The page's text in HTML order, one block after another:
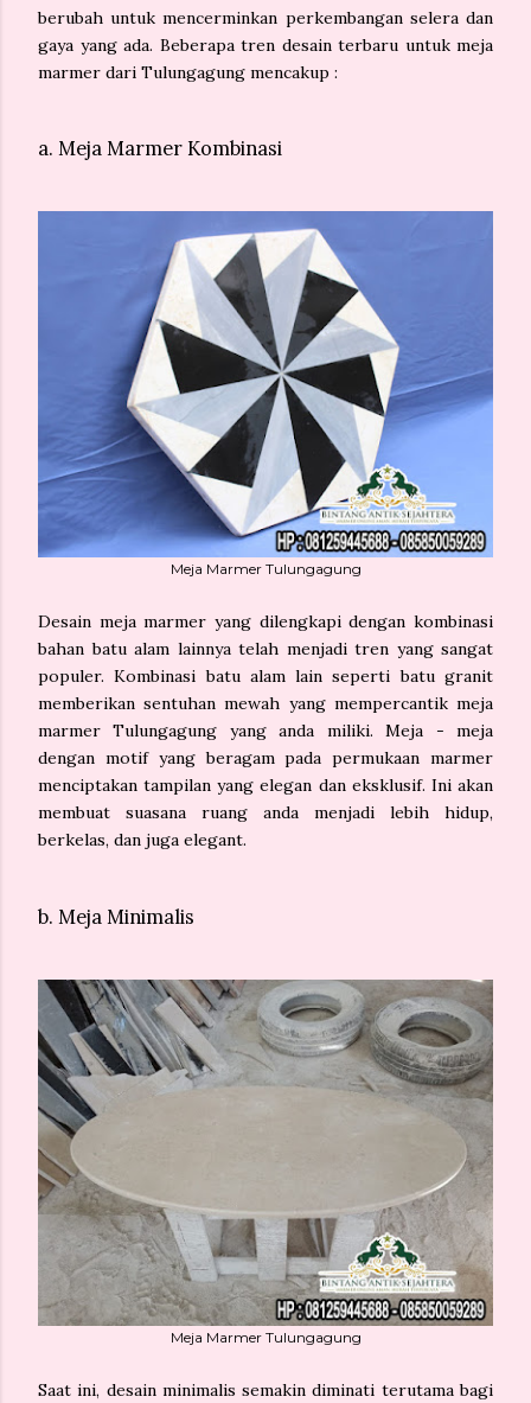
berubah untuk mencerminkan perkembangan selera dan
gaya yang ada. Beberapa tren desain terbaru untuk meja
marmer dari Tulungagung mencakup :
a. Meja Marmer Kombinasi
Meja Marmer Tulungagung
Desain meja marmer yang dilengkapi dengan kombinasi
bahan batu alam lainnya telah menjadi tren yang sangat
populer. Kombinasi batu alam lain seperti batu granit
memberikan sentuhan mewah yang mempercantik meja
marmer Tulungagung yang anda miliki. Meja - meja
dengan motif yang beragam pada permukaan marmer
menciptakan tampilan yang elegan dan eksklusif. Ini akan
membuat suasana ruang anda menjadi lebih hidup,
berkelas, dan juga elegant.
b. Meja Minimalis
Meja Marmer Tulungagung
Saat ini, desain minimalis semakin diminati terutama bagi